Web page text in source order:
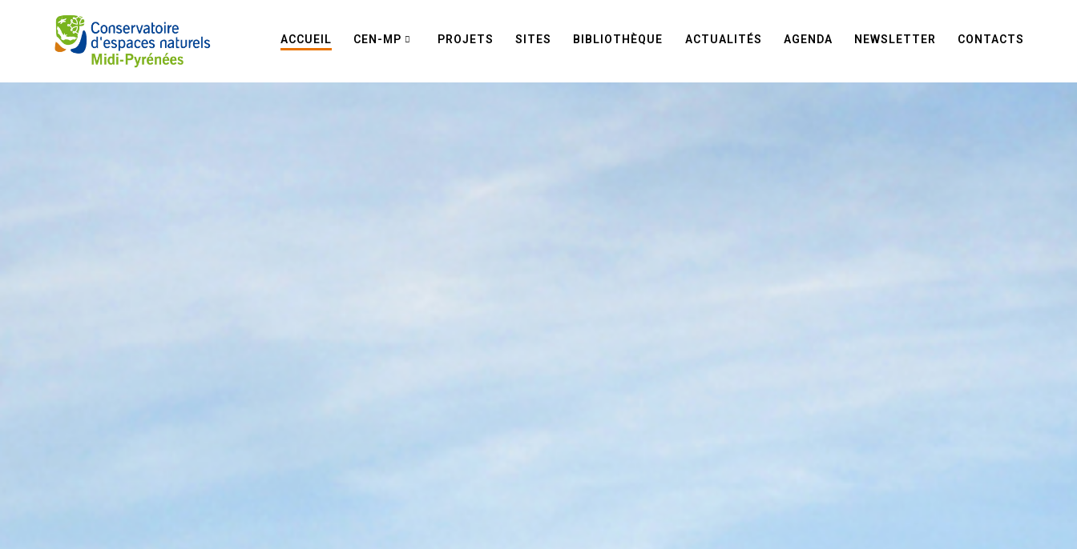
ACCUEIL CEN-MP PROJETS SITES BIBLIOTHÈQUE ACTUALITÉS AGENDA NEWSLETTER CONTACTS